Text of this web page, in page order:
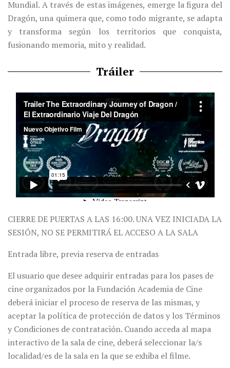
Mundial. A través de estas imágenes, emerge la figura del
Dragón, una quimera que, como todo migrante, se adapta
y transforma según los territorios que conquista,
fusionando memoria, mito y realidad.
Tráiler
CIERRE DE PUERTAS A LAS 16:00. UNA VEZ INICIADA LA
SESIÓN, NO SE PERMITIRÁ EL ACCESO A LA SALA
Entrada libre, previa reserva de entradas
El usuario que desee adquirir entradas para los pases de
cine organizados por la Fundación Academia de Cine
deberá iniciar el proceso de reserva de las mismas, y
aceptar la política de protección de datos y los Términos
y Condiciones de contratación. Cuando acceda al mapa
interactivo de la sala de cine, deberá seleccionar la/s
localidad/es de la sala en la que se exhiba el filme.